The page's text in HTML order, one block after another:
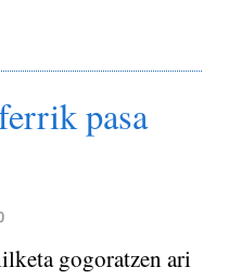
pasa
gogoratzen ari